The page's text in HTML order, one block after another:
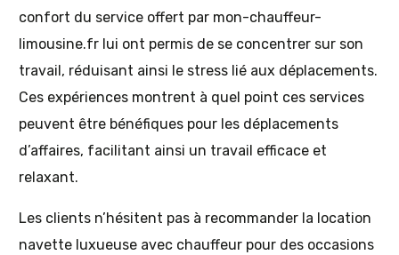
confort du service offert par mon-chauffeur-
limousine.fr lui ont permis de se concentrer sur son
travail, réduisant ainsi le stress lié aux déplacements.
Ces expériences montrent à quel point ces services
peuvent être bénéfiques pour les déplacements
d’affaires, facilitant ainsi un travail efficace et
relaxant.
Les clients n’hésitent pas à recommander la location
navette luxueuse avec chauffeur pour des occasions